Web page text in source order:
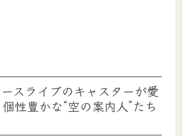
スライブのキャスターが愛
性豊かな“空の案内人”たち